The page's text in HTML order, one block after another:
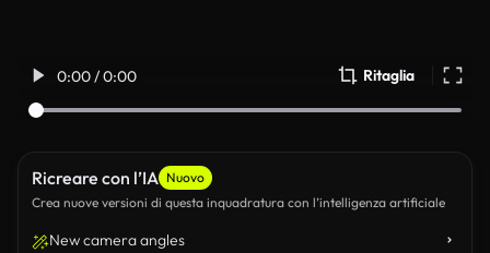
0:00 / 0:00 Ritaglia
Ricreare con l’IA Nuovo
Crea nuove versioni di questa inquadratura con l’intelligenza artificiale
New camera angles